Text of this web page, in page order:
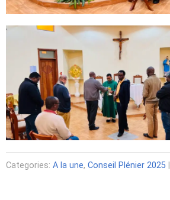
Categories: A la une, Conseil Plénier 2025